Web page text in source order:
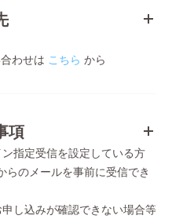
わせは こちら から
項
指定受信を設定している方
のメールを事前に受信でき
し込みが確認できない場合等